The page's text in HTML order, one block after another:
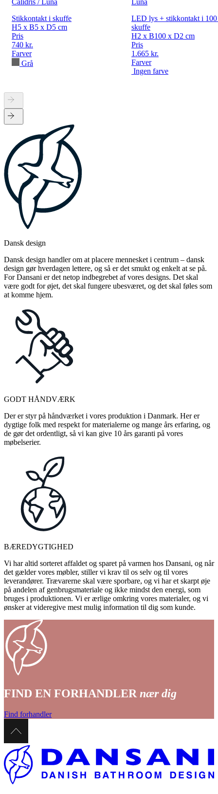
Calidris / Luna
Stikkontakt i skuffe
H5 x B5 x D5 cm
Pris
740 kr.
Farver
Grå
Luna
LED lys + stikkontakt i
skuffe
H2 x B100 x D2 cm
Pris
1.665 kr.
Farver
Ingen farve
Dansk design
Dansk design handler om at placere mennesket i centrum – dansk
design gør hverdagen lettere, og så er det smukt og enkelt at se på.
For Dansani er det netop indbegrebet af vores designs. Det skal
være godt for øjet, det skal fungere ubesværet, og det skal føles som
at komme hjem.
GODT HÅNDVÆRK
Der er styr på håndværket i vores produktion i Danmark. Her er
dygtige folk med respekt for materialerne og mange års erfaring, og
de gør det ordentligt, så vi kan give 10 års garanti på vores
møbelserier.
BÆREDYGTIGHED
Vi har altid sorteret affaldet og sparet på varmen hos Dansani, og når
det gælder vores møbler, stiller vi krav til os selv og til vores
leverandører. Trævarerne skal være sporbare, og vi har et skarpt øje
på andelen af genbrugsmateriale og ikke mindst den energi, som
bruges i produktionen. Vi er ærlige omkring vores materialer, og vi
ønsker at videregive mest mulig information til dig som kunde.
FIND EN FORHANDLER nær dig
Find forhandler